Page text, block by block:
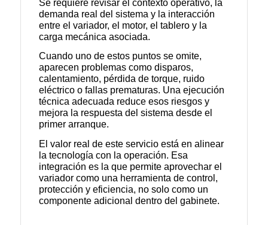
Se requiere revisar el contexto operativo, la
demanda real del sistema y la interacción
entre el variador, el motor, el tablero y la
carga mecánica asociada.
Cuando uno de estos puntos se omite,
aparecen problemas como disparos,
calentamiento, pérdida de torque, ruido
eléctrico o fallas prematuras. Una ejecución
técnica adecuada reduce esos riesgos y
mejora la respuesta del sistema desde el
primer arranque.
El valor real de este servicio está en alinear
la tecnología con la operación. Esa
integración es la que permite aprovechar el
variador como una herramienta de control,
protección y eficiencia, no solo como un
componente adicional dentro del gabinete.